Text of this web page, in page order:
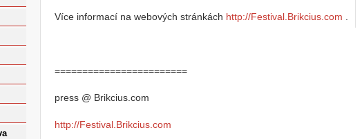
Více informací na webových stránkách http://Festival.Brikcius.com
========================
press @ Brikcius.com
http://Festival.Brikcius.com